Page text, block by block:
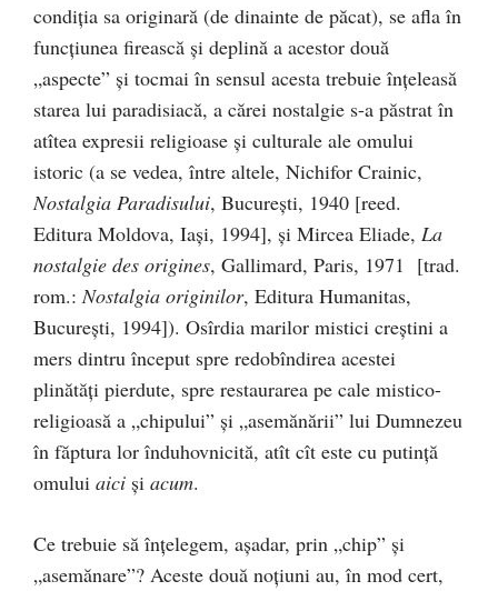
condiția sa originară (de dinainte de păcat), se afla în
funcțiunea firească și deplină a acestor două
„aspecte” și tocmai în sensul acesta trebuie înțeleasă
starea lui paradisiacă, a cărei nostalgie s-a păstrat în
atîtea expresii religioase și culturale ale omului
istoric (a se vedea, între altele, Nichifor Crainic,
Nostalgia Paradisului, București, 1940 [reed.
Editura Moldova, Iași, 1994], și Mircea Eliade, La
nostalgie des origines, Gallimard, Paris, 1971 [trad.
rom.:Nostalgia originilor, Editura Humanitas,
București, 1994]). Osîrdia marilor mistici creștini a
mers dintru început spre redobîndirea acestei
plinătăți pierdute, spre restaurarea pe cale mistico-
religioasă a „chipului” și „asemănării” lui Dumnezeu
în făptura lor înduhovnicită, atît cît este cu putință
omului aici și acum.
Ce trebuie să înțelegem, așadar, prin „chip” și
„asemănare”? Aceste două noțiuni au, în mod cert,